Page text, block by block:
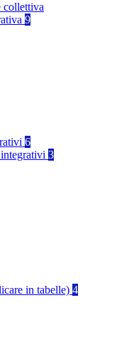
collettiva
9
6
3
in tabelle) 4